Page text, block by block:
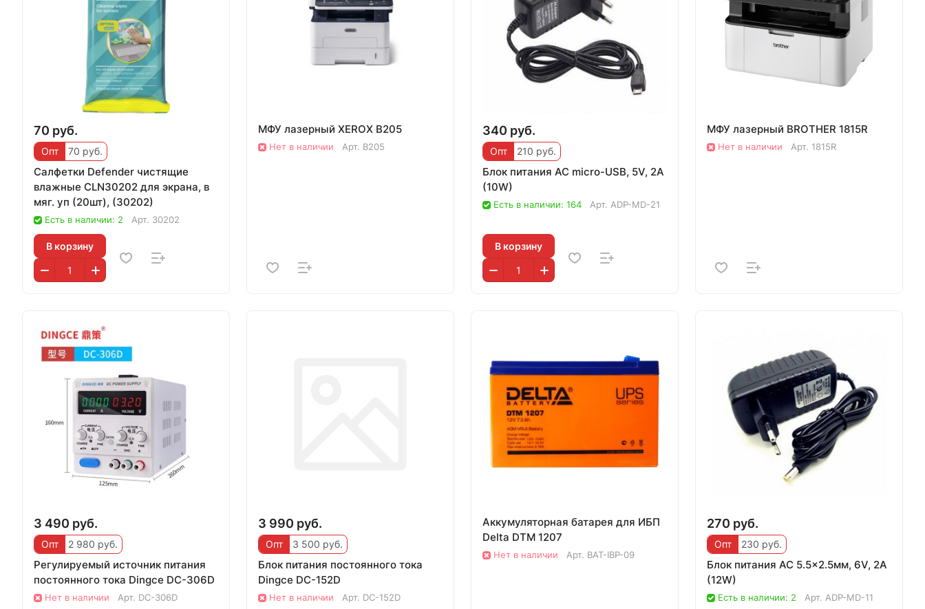
70 руб.
Опт 70 руб.
Салфетки Defender чистящие
влажные CLN30202 для экрана, в
мяг. уп (20шт), (30202)
Есть в наличии: 2 Арт. 30202
В корзину
МФУ лазерный XEROX B205
Нет в наличии Арт. B205
340 руб.
Опт 210 руб.
Блок питания AC micro-USB, 5V, 2A
(10W)
Есть в наличии: 164 Арт. ADP-MD-21
В корзину
МФУ лазерный BROTHER 1815R
Нет в наличии Арт. 1815R
3 490 руб.
Опт 2 980 руб.
Регулируемый источник питания
постоянного тока Dingce DC-306D
Нет в наличии Арт. DC-306D
3 990 руб.
Опт 3 500 руб.
Блок питания постоянного тока
Dingce DC-152D
Нет в наличии Арт. DC-152D
Аккумуляторная батарея для ИБП
Delta DTM 1207
Нет в наличии Арт. BAT-IBP-09
270 руб.
Опт 230 руб.
Блок питания AC 5.5x2.5мм, 6V, 2A
(12W)
Есть в наличии: 2 Арт. ADP-MD-11